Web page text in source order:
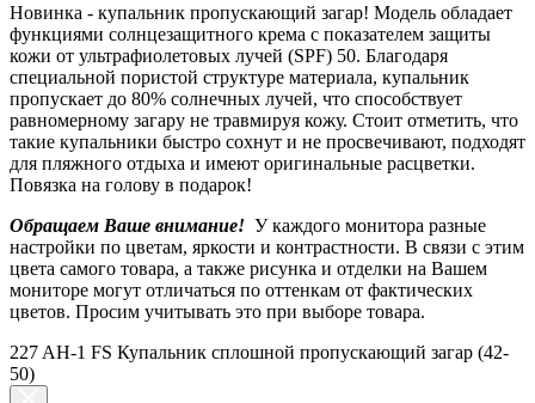
Новинка - купальник пропускающий загар! Модель обладает
функциями солнцезащитного крема с показателем защиты
кожи от ультрафиолетовых лучей (SPF) 50. Благодаря
специальной пористой структуре материала, купальник
пропускает до 80% солнечных лучей, что способствует
равномерному загару не травмируя кожу. Стоит отметить, что
такие купальники быстро сохнут и не просвечивают, подходят
для пляжного отдыха и имеют оригинальные расцветки.
Повязка на голову в подарок!
Обращаем Ваше внимание! У каждого монитора разные
настройки по цветам, яркости и контрастности. В связи с этим
цвета самого товара, а также рисунка и отделки на Вашем
мониторе могут отличаться по оттенкам от фактических
цветов. Просим учитывать это при выборе товара.
227 AH-1 FS Купальник сплошной пропускающий загар (42-
50)